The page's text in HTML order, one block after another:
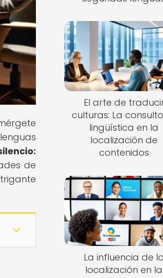
de
El arte de
culturas: La
lingüística en la
localización de
contenidos
La influencia de la
localización en la